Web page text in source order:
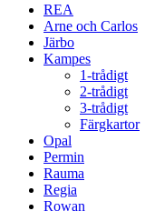
REA
Arne och Carlos
Järbo
Kampes
1-trådigt
2-trådigt
3-trådigt
Färgkartor
Opal
Permin
Rauma
Regia
Rowan